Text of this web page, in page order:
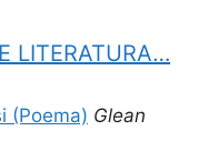
LITERATURA…
(Poema) Glean